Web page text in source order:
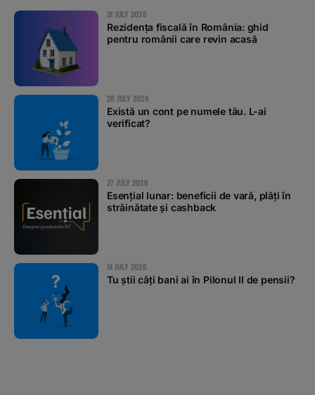
31 JULY 2026
Rezidența fiscală în România: ghid
pentru românii care revin acasă
28 JULY 2026
Există un cont pe numele tău. L-ai
verificat?
27 JULY 2026
Esențial lunar: beneficii de vară, plăți în
străinătate și cashback
14 JULY 2026
Tu știi câți bani ai în Pilonul II de pensii?